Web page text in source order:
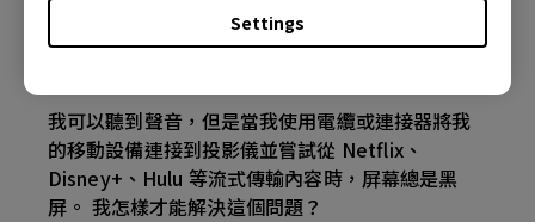
Settings
投影機在待機模式下變熱。 我該如何解決？
我可以聽到聲音，但是當我使用電纜或連接器將我
的移動設備連接到投影儀並嘗試從 Netflix、
Disney+、Hulu 等流式傳輸內容時，屏幕總是黑
屏。 我怎樣才能解決這個問題？